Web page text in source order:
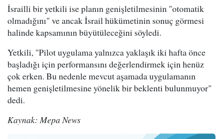
İsrailli bir yetkili ise planın genişletilmesinin "otomatik
olmadığını" ve ancak İsrail hükümetinin sonuç görmesi
halinde kapsamının büyütüleceğini söyledi.
Yetkili, "Pilot uygulama yalnızca yaklaşık iki hafta önce
başladığı için performansını değerlendirmek için henüz
çok erken. Bu nedenle mevcut aşamada uygulamanın
hemen genişletilmesine yönelik bir beklenti bulunmuyor"
dedi.
Kaynak: Mepa News